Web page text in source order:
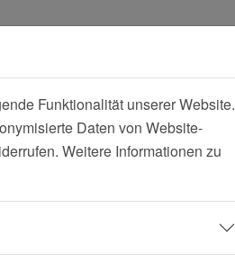
Funktionalität unserer Website.
Daten von Website-
Weitere Informationen zu